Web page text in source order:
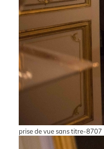
prise de vue sans titre-8707